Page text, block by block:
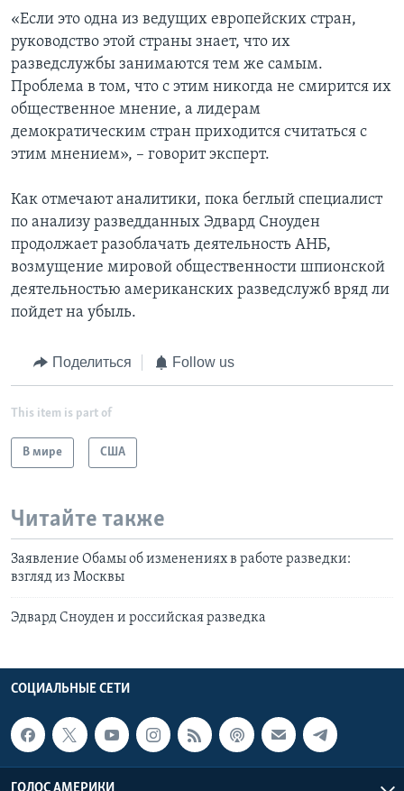
«Если это одна из ведущих европейских стран,
руководство этой страны знает, что их
разведслужбы занимаются тем же самым.
Проблема в том, что с этим никогда не смирится их
общественное мнение, а лидерам
демократическим стран приходится считаться с
этим мнением», – говорит эксперт.
Как отмечают аналитики, пока беглый специалист
по анализу разведданных Эдвард Сноуден
продолжает разоблачать деятельность АНБ,
возмущение мировой общественности шпионской
деятельностью американских разведслужб вряд ли
пойдет на убыль.
Поделиться Follow us
This item is part of
В мире США
Читайте также
Заявление Обамы об изменениях в работе разведки:
взгляд из Москвы
Эдвард Сноуден и российская разведка
СОЦИАЛЬНЫЕ СЕТИ
ГОЛОС АМЕРИКИ